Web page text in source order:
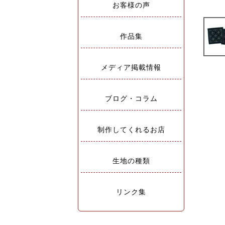
お客様の声
作品集
メディア掲載情報
ブログ・コラム
制作してくれるお店
生地の種類
リンク集